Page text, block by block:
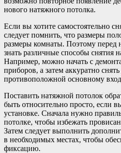
нового натяжного потолка.
Если вы хотите самостоятельно
следует помнить, что размеры
размеры комнаты. Поэтому перед
знать различные способы снятия
Например, можно начать с
приборов, а затем аккуратно
противоположной основному
Поставить натяжной потолок
быть относительно просто, если
установке. Сначала нужно
потолке, чтобы избежать
Затем следует выполнить
в необходимых местах, чтобы
фиксацию.